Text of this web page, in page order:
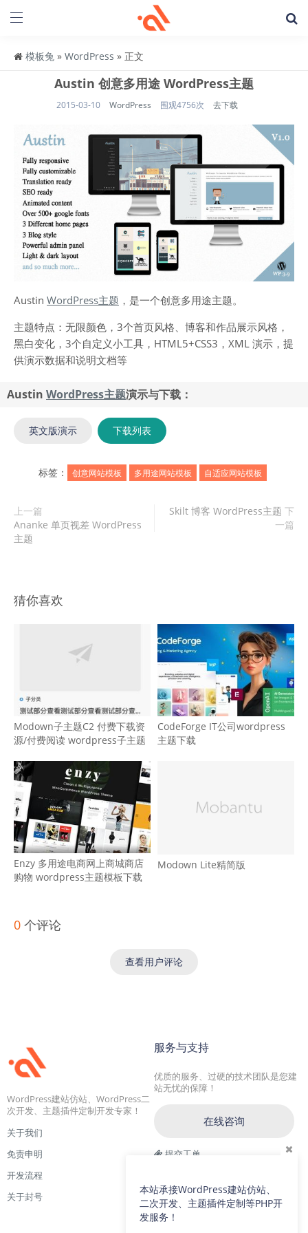
模板兔 » WordPress » 正文
Austin 创意多用途 WordPress主题
2015-03-10 WordPress 围观4756次 去下载
Austin WordPress主题 ，是一个创意多用途主题。
主题特点：无限颜色，3个首页风格、博客和作品展示风格，
黑白变化，3个自定义小工具，HTML5+CSS3，XML 演示，提
供演示数据和说明文档等
Austin WordPress主题演示与下载：
英文版演示 下载列表
标签： 创意网站模板 多用途网站模板 自适应网站模板
上一篇
Ananke 单页视差 WordPress
主题
Skilt 博客 WordPress主题 下
一篇
猜你喜欢
Modown子主题C2 付费下载资
源/付费阅读 wordpress子主题
CodeForge IT公司wordpress
主题下载
Enzy 多用途电商网上商城商店
购物 wordpress主题模板下载
Modown Lite精简版
0 个评论
查看用户评论
WordPress建站仿站、WordPress二
次开发、主题插件定制开发专家！
关于我们
免责申明
开发流程
关于封号
服务与支持
优质的服务、过硬的技术团队是您建
站无忧的保障！
在线咨询
提交工单
交流二群：64786792
本站承接WordPress建站仿站、
二次开发、主题插件定制等PHP开
发服务！